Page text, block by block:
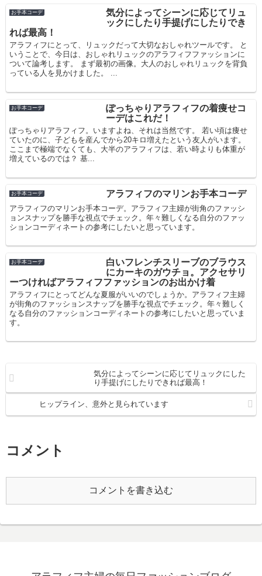
お手本コーデ
気分によってシーンに応じてリュ
ックにしたり手提げにしたりでき
れば最高！
アラフィフにとって、リュックだって大切なおしゃれツールです。 と
いうことで、今日は、おしゃれリュックのアラフィフファッションに
ついて論考します。 まず最初の画像。大人のおしゃれリュックを背負
っている人を見かけました。 ...
お手本コーデ
ぽっちゃりアラフィフの着痩せコ
ーデはこれだ！
ぽっちゃりアラフィフ。いますよね、それは当然です。 若い頃は痩せ
ていたのに、子どもを産んでから20キロ増えたという友人がいます。
ここまで極端でなくても、大半のアラフィフは、若い時よりも体重が
増えているのでは？ 基...
お手本コーデ アラフィフのマリンお手本コーデ
アラフィフのマリンお手本コーデ。アラフィフ主婦が街角のファッシ
ョンスナップを勝手な視点でチェック。年々難しくなる自分のファッ
ションコーディネートの参考にしたいと思っています。
お手本コーデ
白いフレンチスリーブのブラウス
にカーキのガウチョ。アクセサリ
ーつければアラフィフファッションのお出かけ着
アラフィフにとってどんな夏服がいいのでしょうか。アラフィフ主婦
が街角のファッションスナップを勝手な視点でチェック。年々難しく
なる自分のファッションコーディネートの参考にしたいと思っていま
す。
気分によってシーンに応じてリュックにした
り手提げにしたりできれば最高！
ヒップライン、意外と見られています
コメント
コメントを書き込む